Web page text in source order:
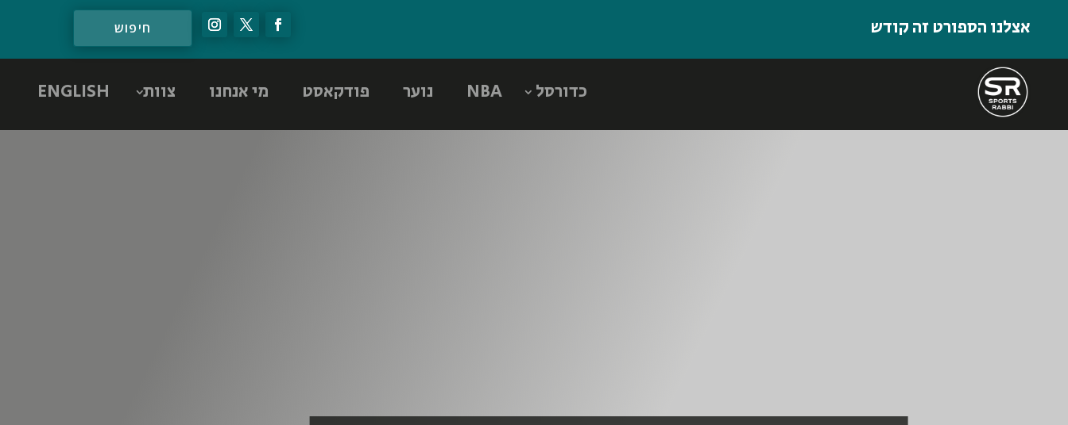
אצלנו הספורט זה קודש
כדורסל NBA נוער פודקאסט מי אנחנו צוות ENGLISH